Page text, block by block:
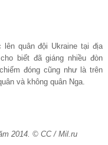
quân đội Ukraine tại địa
biết đã giáng nhiều đòn
đóng cũng như là trên
và không quân Nga.
2014. © CC / Mil.ru